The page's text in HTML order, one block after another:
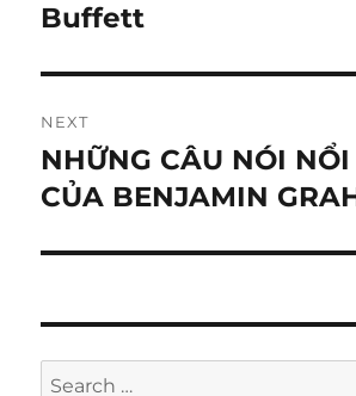
post:
Buffett
NEXT
Next
post:
NHỮNG CÂU NÓI NỔI
CỦA BENJAMIN
Search